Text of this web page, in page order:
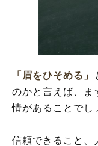
「眉をひそめる」
のかと言えば、ま
情があることでし
信頼できること、